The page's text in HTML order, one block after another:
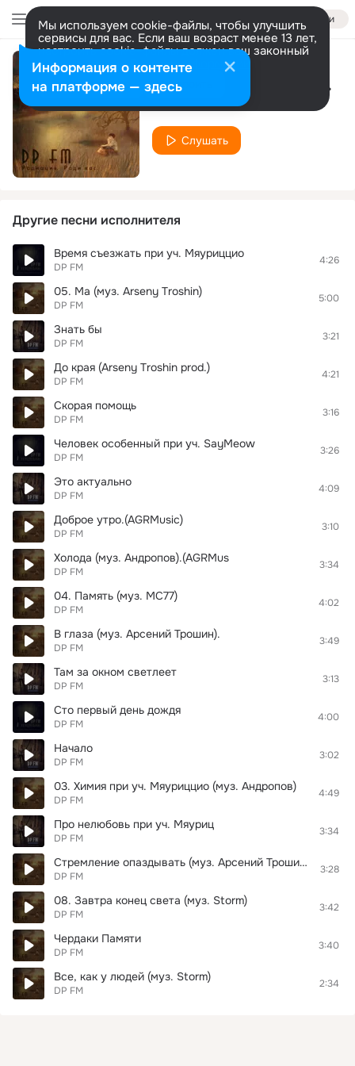
Войти
Мы используем cookie-файлы, чтобы улучшить
сервисы для вас. Если ваш возраст менее 13 лет,
настроить cookie-файлы должен ваш законный
представитель. Больше информации
Разрешить все Настроить Вторые шансы при уч. Джимми То
DP FM
Слушать
Другие песни исполнителя
Время съезжать при уч. Мяуриццио
DP FM
4:26
05. Ма (муз. Arseny Troshin)
DP FM
5:00
Знать бы
DP FM
3:21
До края (Arseny Troshin prod.)
DP FM
4:21
Скорая помощь
DP FM
3:16
Человек особенный при уч. SayMeow
DP FM
3:26
Это актуально
DP FM
4:09
Доброе утро.(AGRMusic)
DP FM
3:10
Холода (муз. Андропов).(AGRMus
DP FM
3:34
04. Память (муз. МС77)
DP FM
4:02
В глаза (муз. Арсений Трошин).
DP FM
3:49
Там за окном светлеет
DP FM
3:13
Сто первый день дождя
DP FM
4:00
Начало
DP FM
3:02
03. Химия при уч. Мяуриццио (муз. Андропов)
DP FM
4:49
Про нелюбовь при уч. Мяуриц
DP FM
3:34
Стремление опаздывать (муз. Арсений Трошин).(AGRMusic)
DP FM
3:28
08. Завтра конец света (муз. Storm)
DP FM
3:42
Чердаки Памяти
DP FM
3:40
Все, как у людей (муз. Storm)
DP FM
2:34
Информация о контенте
на платформе — здесь